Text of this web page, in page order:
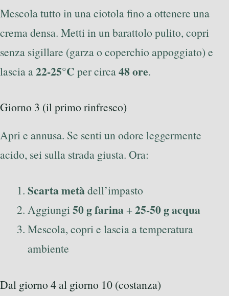
Mescola tutto in una ciotola fino a ottenere una
crema densa. Metti in un barattolo pulito, copri
senza sigillare (garza o coperchio appoggiato) e
lascia a22-25°C per circa48 ore.
Giorno 3 (il primo rinfresco)
Apri e annusa. Se senti un odore leggermente
acido, sei sulla strada giusta. Ora:
Scarta metàdell’impasto
Aggiungi50 g farina+25-50 g acqua
Mescola, copri e lascia a temperatura
ambiente
Dal giorno 4 al giorno 10 (costanza)